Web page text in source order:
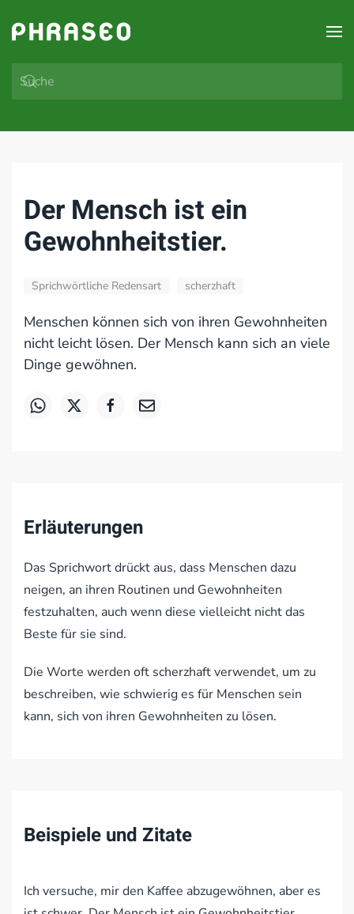
Zum Hauptinhalt springen
Der Mensch ist ein
Gewohnheitstier.
Sprichwörtliche Redensart scherzhaft
Menschen können sich von ihren Gewohnheiten
nicht leicht lösen. Der Mensch kann sich an viele
Dinge gewöhnen.
Erläuterungen
Das Sprichwort drückt aus, dass Menschen dazu
neigen, an ihren Routinen und Gewohnheiten
festzuhalten, auch wenn diese vielleicht nicht das
Beste für sie sind.
Die Worte werden oft scherzhaft verwendet, um zu
beschreiben, wie schwierig es für Menschen sein
kann, sich von ihren Gewohnheiten zu lösen.
Beispiele und Zitate
Ich versuche, mir den Kaffee abzugewöhnen, aber es